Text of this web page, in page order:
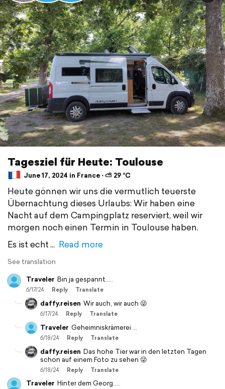
Tagesziel für Heute: Toulouse
June 17, 2024 in France ⋅ ⛅ 29 °C
Heute gönnen wir uns die vermutlich teuerste
Übernachtung dieses Urlaubs: Wir haben eine
Nacht auf dem Campingplatz reserviert, weil wir
morgen noch einen Termin in Toulouse haben.
Es ist echt
Read more
See translation
Traveler Bin ja gespannt.....
6/17/24 Reply Translate
daffy.reisen Wir auch, wir auch 😜
6/17/24 Reply Translate
Traveler Geheimniskrämerei …
6/18/24 Reply Translate
daffy.reisen Das hohe Tier war in den letzten Tagen
schon auf einem Foto zu sehen 😜
6/18/24 Reply Translate
Traveler Hinter dem Georg.....